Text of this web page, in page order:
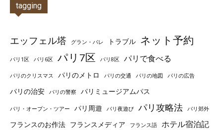
tagging
エッフェル塔 グラン・パレ トラブル ネット予約
パリ1区 パリ6区 パリ7区 パリ8区 パリで食べる
パリのクリスマス パリのメトロ パリの交通 パリの地図 パリの広告
パリの治安 パリの警察 パリミュージアムパス
パリ・オープン・ツアー パリ周遊 パリ夜遊び パリ攻略法 パリ郊外
フランスのお作法 フランスメディア フランス語 ホテル宿泊記